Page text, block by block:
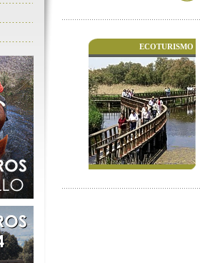
ECOTURISMO